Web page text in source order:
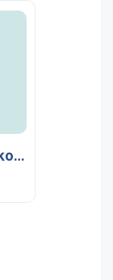
Akademik kompetentlik va kasbiy kompetentlika